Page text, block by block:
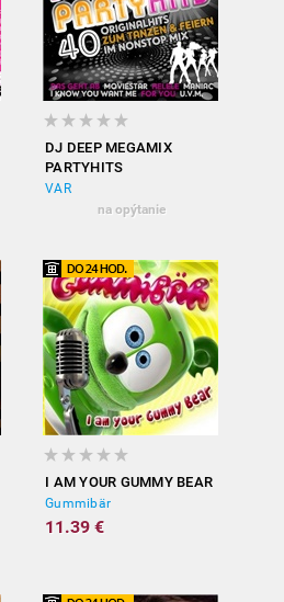
DJ DEEP MEGAMIX
PARTYHITS
VAR
na opýtanie
I AM YOUR GUMMY BEAR
Gummibär
11.39 €